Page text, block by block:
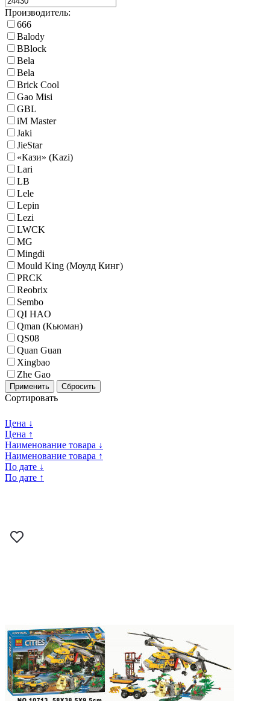
Производитель:
666
Balody
BBlock
Bela
Bela
Brick Cool
Gao Misi
GBL
iM Master
Jaki
JieStar
«Кази» (Kazi)
Lari
LB
Lele
Lepin
Lezi
LWCK
MG
Mingdi
Mould King (Моулд Кинг)
PRCK
Reobrix
Sembo
QI HAO
Qman (Кьюман)
QS08
Quan Guan
Xingbao
Zhe Gao
Применить Сбросить
Сортировать
Цена ↓
Цена ↑
Наименование товара ↓
Наименование товара ↑
По дате ↓
По дате ↑